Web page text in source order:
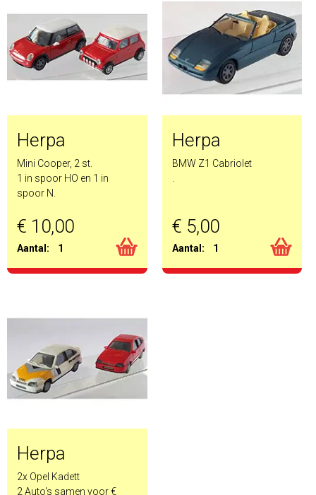
Herpa
Mini Cooper, 2 st.
1 in spoor HO en 1 in
spoor N.
€ 10,00
Aantal: 1
Herpa
BMW Z1 Cabriolet
€ 5,00
Aantal: 1
Herpa
2x Opel Kadett
2 Auto's samen voor €